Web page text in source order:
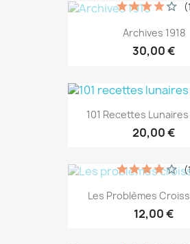
Archives 1918
30,00 €
101 Recettes
20,00 €
Les Problèmes
12,00 €